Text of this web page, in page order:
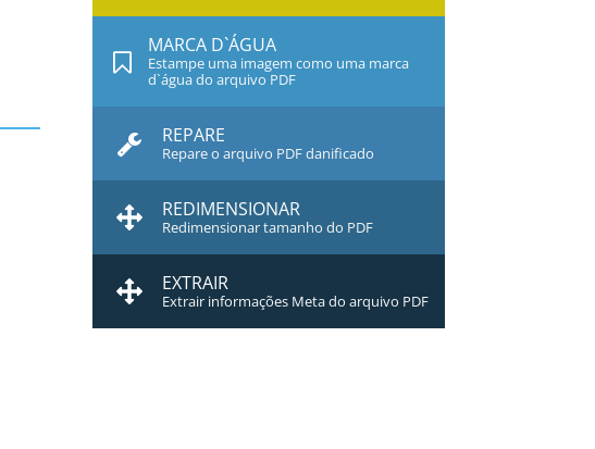
MARCA D`ÁGUA
Estampe uma imagem como uma marca
d`água do arquivo PDF
REPARE
Repare o arquivo PDF danificado
REDIMENSIONAR
Redimensionar tamanho do PDF
EXTRAIR
Extrair informações Meta do arquivo PDF